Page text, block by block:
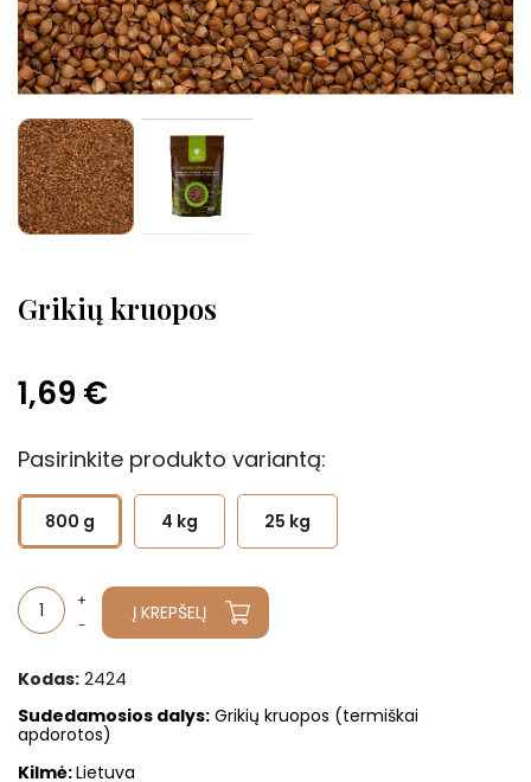
Grikių kruopos
1,69 €
Pasirinkite produkto variantą:
800 g 4 kg 25 kg
Į KREPŠELĮ
Kodas: 2424
Sudedamosios dalys: Grikių kruopos (termiškai
apdorotos)
Kilmė:Lietuva